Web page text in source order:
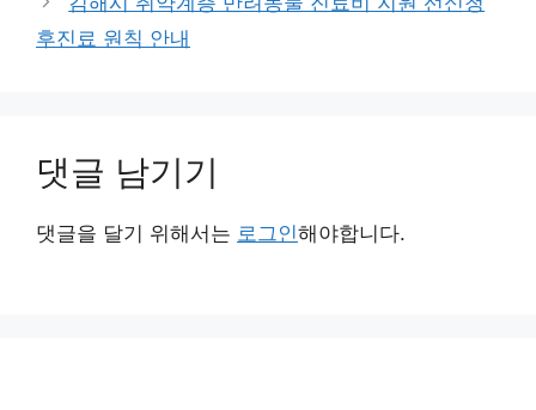
후진료 원칙 안내
댓글 남기기
댓글을 달기 위해서는 로그인해야합니다.